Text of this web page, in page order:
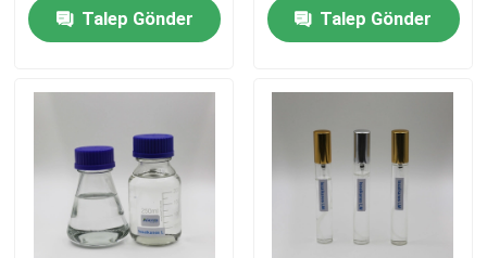
videolar
Talep Gönder
Talep Gönder